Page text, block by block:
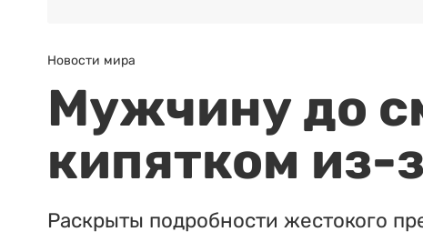
Новости мира
Мужчину до
кипятком из-
Раскрыты подробности жестокого